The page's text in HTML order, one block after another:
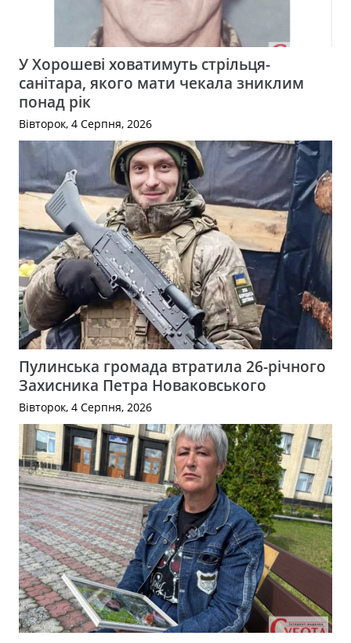
У Хорошеві ховатимуть стрільця-
санітара, якого мати чекала зниклим
понад рік
Вівторок, 4 Серпня, 2026
Пулинська громада втратила 26-річного
Захисника Петра Новаковського
Вівторок, 4 Серпня, 2026